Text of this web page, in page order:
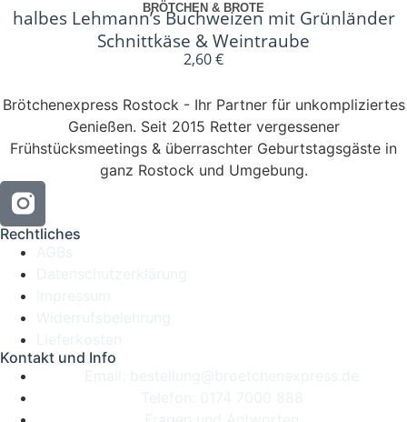
BRÖTCHEN & BROTE
halbes Lehmann’s Buchweizen mit Grünländer
Schnittkäse & Weintraube
2,60€
Brötchenexpress Rostock - Ihr Partner für unkompliziertes
Genießen. Seit 2015 Retter vergessener
Frühstücksmeetings & überraschter Geburtstagsgäste in
ganz Rostock und Umgebung.
Rechtliches
Kontakt und Info